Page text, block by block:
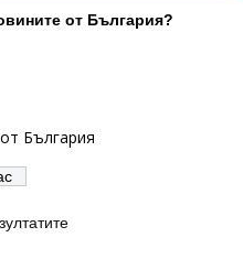
от България?
България